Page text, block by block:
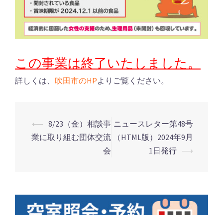
この事業は終了いたしました。
詳しくは、 吹田市のHPよりご覧ください。
投
ゲ
ー
⟵ 8/23（金）相談事
業に取り組む団体交流
会
ニュースレター第48号
（HTML版）2024年9月
1日発行 ⟶